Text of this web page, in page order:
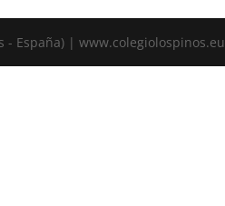
- España) | www.colegiolospinos.eu